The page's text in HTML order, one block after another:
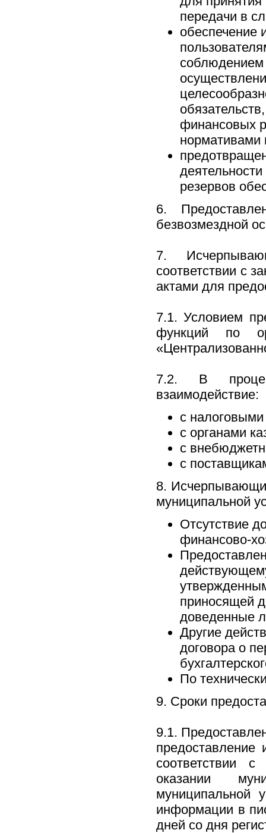
передачи в
обеспечение
соблюдением
финансовых
нормативами
резервов
6.
безвозмездной
7.
соответствии с
актами для
7.1. Условием
функций по
7.2. В
взаимодействие:
с
с органами
с
с
8.
муниципальной
Отсутствие
финансово-
приносящей
доведенные
Другие
договора о
По
9. Сроки
9.1.
соответствии
оказании
муниципальной
информации в
дней со дня